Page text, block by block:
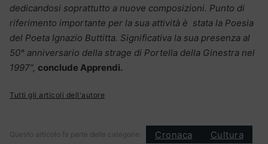
dedicandosi soprattutto a nuove composizioni. Punto di
riferimento importante per la sua attività è stata la Poesia
del Poeta Ignazio Buttitta. Significativa la sua presenza al
50° anniversario della strage di Portella della Ginestra nel
1997”, conclude Apprendi.
Tutti gli articoli dell'autore
Questo articolo fa parte delle categorie: Cronaca Cultura